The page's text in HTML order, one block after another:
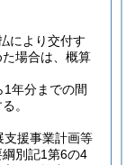
により交付す
場合は、概算
年分までの間
。
支援事業計画等
別記1第6の4